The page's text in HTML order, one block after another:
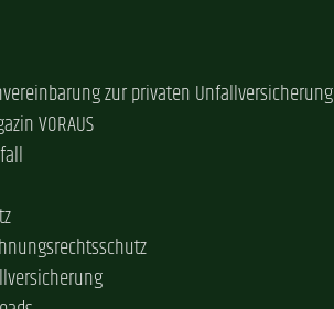
zur privaten Unfallversicherung
VORAUS